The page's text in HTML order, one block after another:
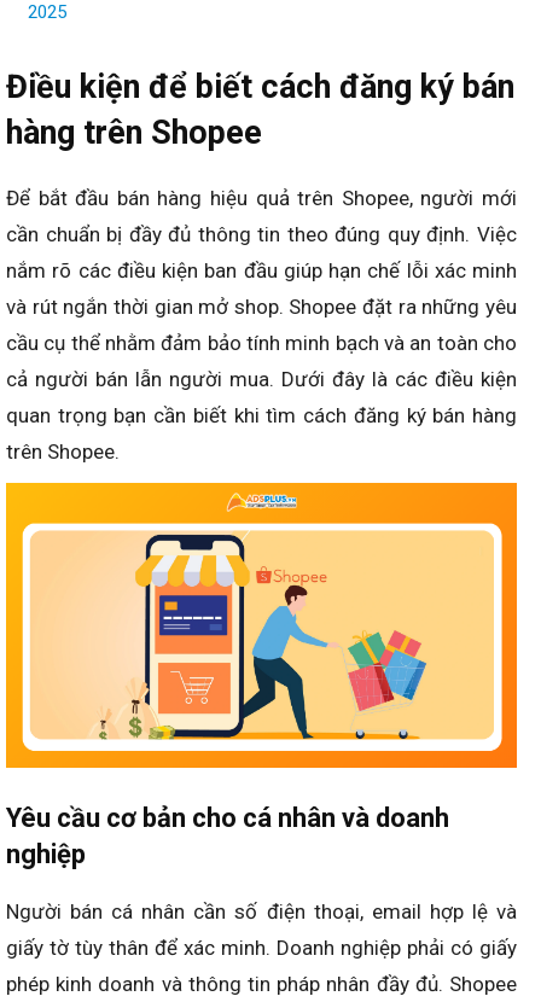
2025
Điều kiện để biết cách đăng ký bán
hàng trên Shopee
Để bắt đầu bán hàng hiệu quả trên Shopee, người mới
cần chuẩn bị đầy đủ thông tin theo đúng quy định. Việc
nắm rõ các điều kiện ban đầu giúp hạn chế lỗi xác minh
và rút ngắn thời gian mở shop. Shopee đặt ra những yêu
cầu cụ thể nhằm đảm bảo tính minh bạch và an toàn cho
cả người bán lẫn người mua. Dưới đây là các điều kiện
quan trọng bạn cần biết khi tìm cách đăng ký bán hàng
trên Shopee.
Yêu cầu cơ bản cho cá nhân và doanh
nghiệp
Người bán cá nhân cần số điện thoại, email hợp lệ và
giấy tờ tùy thân để xác minh. Doanh nghiệp phải có giấy
phép kinh doanh và thông tin pháp nhân đầy đủ. Shopee